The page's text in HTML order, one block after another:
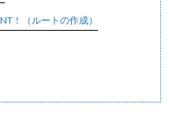
！（ルートの作成）